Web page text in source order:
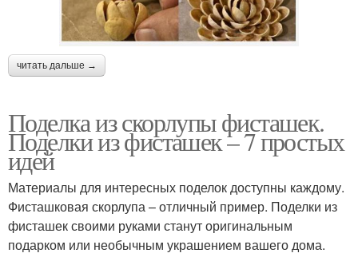
читать дальше →
Поделка из скорлупы фисташек.
Поделки из фисташек – 7 простых
идей
Материалы для интересных поделок доступны каждому.
Фисташковая скорлупа – отличный пример. Поделки из
фисташек своими руками станут оригинальным
подарком или необычным украшением вашего дома.